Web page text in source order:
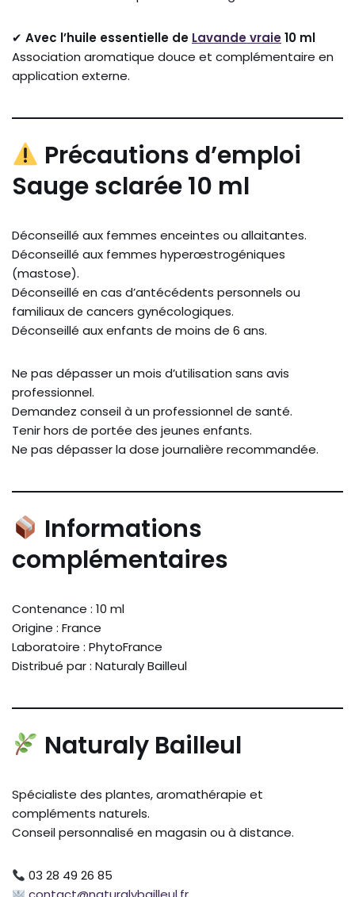
✔ Avec l’huile essentielle de Lavande vraie10 ml
Association aromatique douce et complémentaire en
application externe.
Précautions d’emploi
Sauge sclarée 10 ml
Déconseillé aux femmes enceintes ou allaitantes.
Déconseillé aux femmes hyperœstrogéniques
(mastose).
Déconseillé en cas d’antécédents personnels ou
familiaux de cancers gynécologiques.
Déconseillé aux enfants de moins de 6 ans.
Ne pas dépasser un mois d’utilisation sans avis
professionnel.
Demandez conseil à un professionnel de santé.
Tenir hors de portée des jeunes enfants.
Ne pas dépasser la dose journalière recommandée.
Informations
complémentaires
Contenance : 10 ml
Origine : France
Laboratoire : PhytoFrance
Distribué par : Naturaly Bailleul
Naturaly Bailleul
Spécialiste des plantes, aromathérapie et
compléments naturels.
Conseil personnalisé en magasin ou à distance.
03 28 49 26 85